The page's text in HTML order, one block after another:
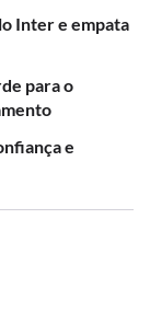
Inter e empata
para o
e